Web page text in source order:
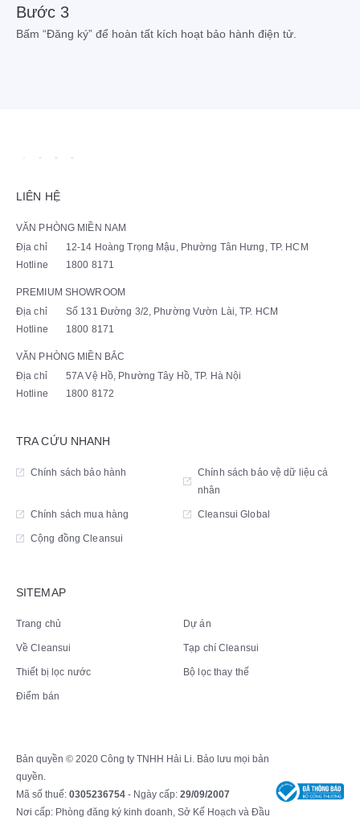
Bước 3
Bấm “Đăng ký” để hoàn tất kích hoạt bảo hành điện tử.
LIÊN HỆ
VĂN PHÒNG MIỀN NAM
Địa chỉ
12-14 Hoàng Trọng Mậu, Phường Tân Hưng, TP. HCM
Hotline
1800 8171
PREMIUM SHOWROOM
Địa chỉ
Số 131 Đường 3/2, Phường Vườn Lài, TP. HCM
Hotline
1800 8171
VĂN PHÒNG MIỀN BẮC
Địa chỉ
57A Vệ Hồ, Phường Tây Hồ, TP. Hà Nội
Hotline
1800 8172
TRA CỨU NHANH
Chính sách bảo hành
Chính sách bảo vệ dữ liệu cá
nhân
Chính sách mua hàng Cleansui Global
Cộng đồng Cleansui
SITEMAP
Trang chủ Dự án
Về Cleansui Tạp chí Cleansui
Thiết bị lọc nước Bộ lọc thay thế
Điểm bán
Bản quyền © 2020 Công ty TNHH Hải Li. Bảo lưu mọi bản
quyền.
Mã số thuế: 0305236754 - Ngày cấp: 29/09/2007
Nơi cấp: Phòng đăng ký kinh doanh, Sở Kế Hoạch và Đầu